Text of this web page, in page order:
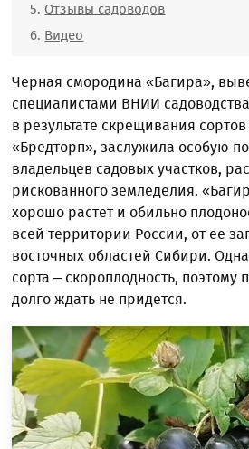
Отзывы садоводов
Видео
Черная смородина «Багира»,
специалистами ВНИИ
в результате скрещивания
«Бредторп», заслужила особую
владельцев садовых участков,
рискованного земледелия.
хорошо растет и обильно
всей территории России, от ее
восточных областей Сибири.
сорта – скороплодность, поэтому
долго ждать не придется.